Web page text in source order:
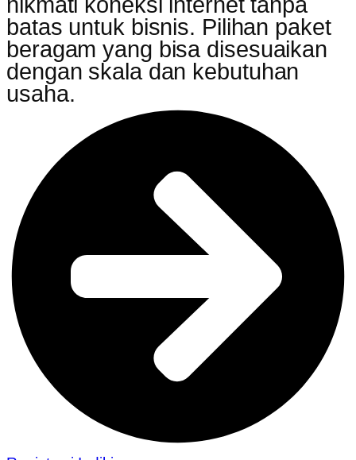
batas untuk bisnis. Pilihan paket
beragam yang bisa disesuaikan
dengan skala dan kebutuhan
usaha.